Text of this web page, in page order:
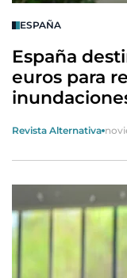
ESPAÑA
España
euros para
Revista Alternativa